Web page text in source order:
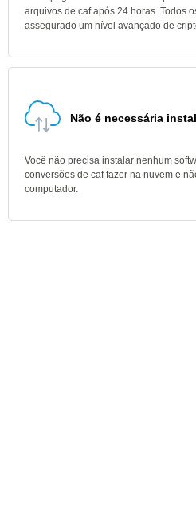
arquivos de caf após 24 horas. Todos
assegurado um nível avançado de
Não é necessária
Você não precisa instalar nenhum
conversões de caf fazer na nuvem e
computador.